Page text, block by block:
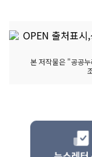
본 저작물은 "공공